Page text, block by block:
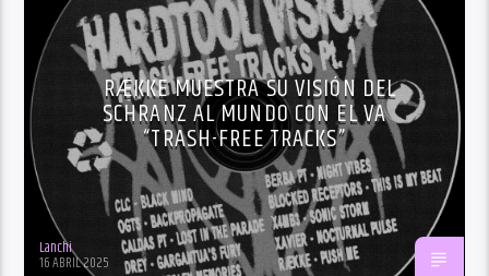
RÆKKE MUESTRA SU VISIÓN DEL
SCHRANZ AL MUNDO CON EL VA
“TRASH-FREE TRACKS”
Lanchi
16 ABRIL 2025